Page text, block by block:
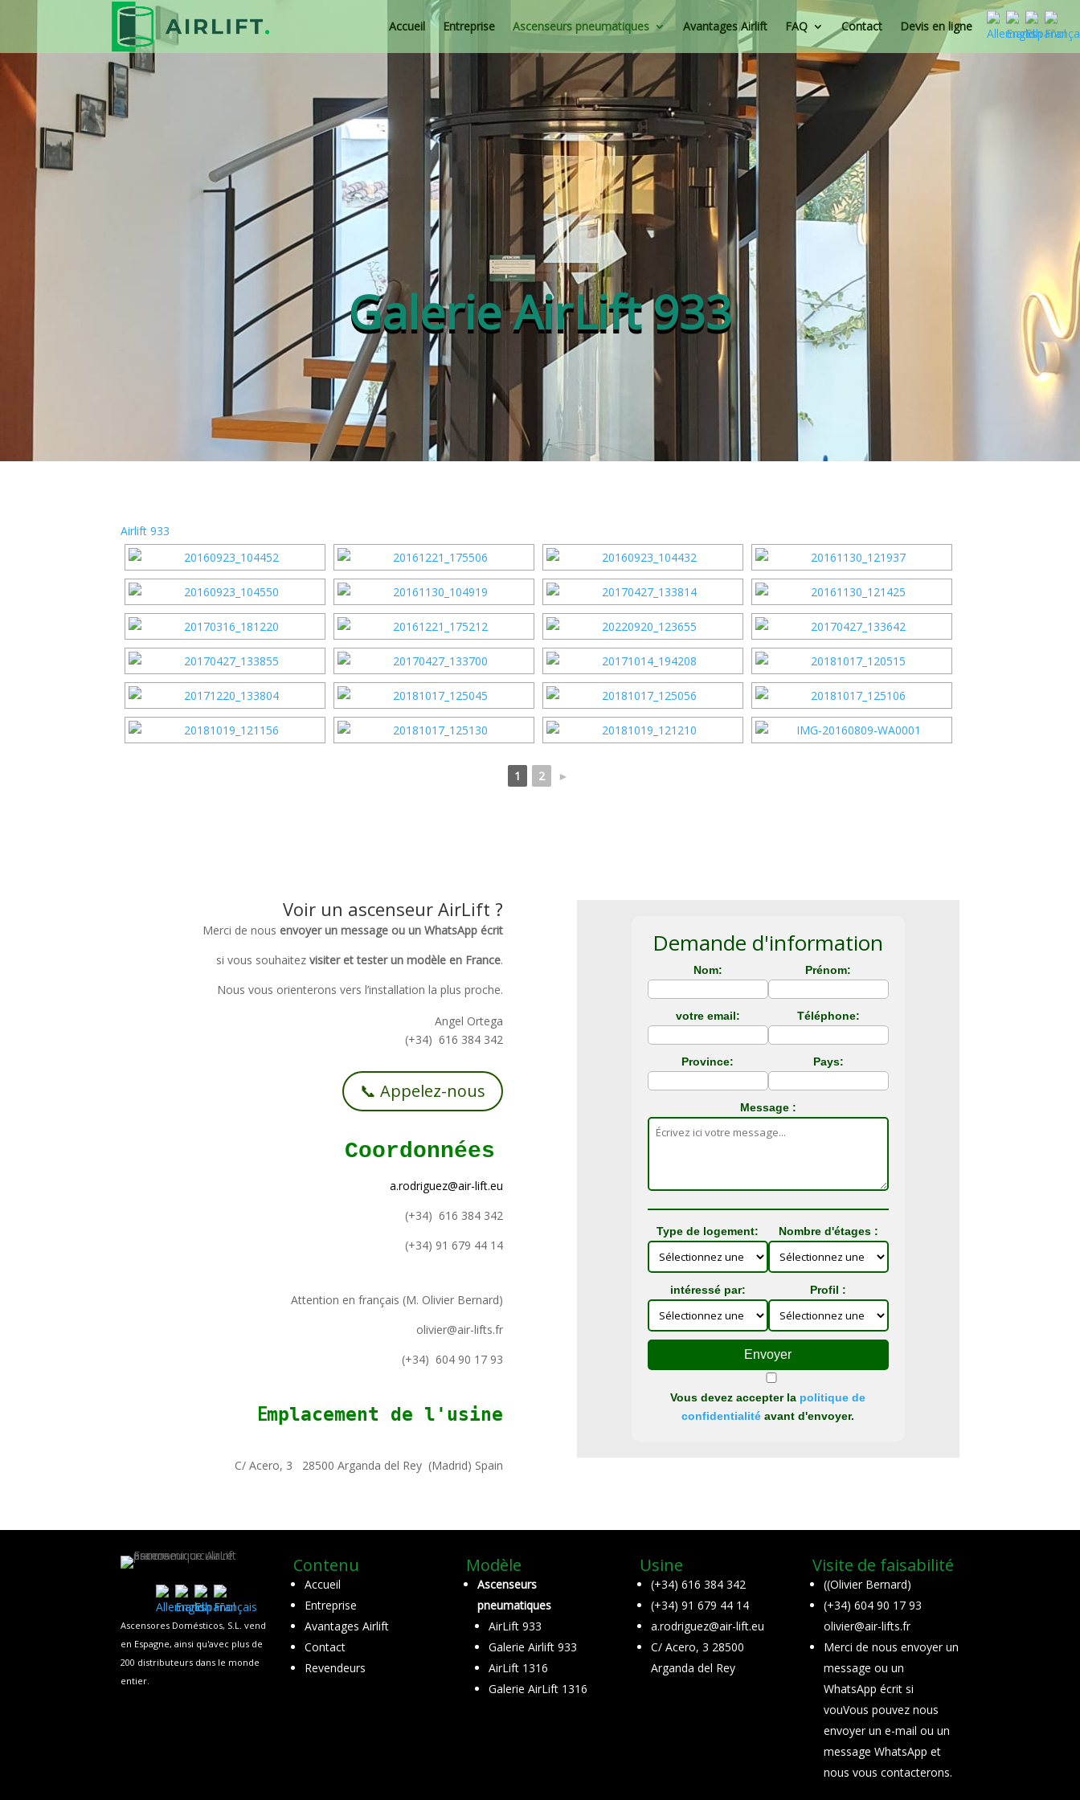
Accueil Entreprise Ascenseurs pneumatiques Avantages Airlift FAQ Contact Devis en ligne
Galerie AirLift 933
Airlift 933
1 2 ►
Voir un ascenseur AirLift ?
Merci de nous envoyer un message ou un WhatsApp écrit
si vous souhaitezvisiter et tester un modèle en France.
Nous vous orienterons vers l’installation la plus proche.
Angel Ortega
(+34) 616 384 342
📞 Appelez-nous
a.rodriguez@air-lift.eu
(+34) 616 384 342
(+34) 91 679 44 14
Attention en français (M. Olivier Bernard)
olivier@air-lifts.fr
(+34) 604 90 17 93
Emplacement de l'usine
C/ Acero, 3 28500 Arganda del Rey (Madrid) Spain
Demande d'information
Nom: Prénom:
votre email: Téléphone:
Province: Pays:
Message :
Type de logement: Nombre d'étages :
intéressé par: Profil :
Envoyer
Vous devez accepter la politique de
confidentialité avant d'envoyer.
Ascensores Domésticos, S.L. vend
en Espagne, ainsi qu'avec plus de
200 distributeurs dans le monde
entier.
Contenu
Accueil
Entreprise
Avantages Airlift
Contact
Revendeurs
Modèle
Ascenseurs
pneumatiques
AirLift 933
Galerie Airlift 933
AirLift 1316
Galerie AirLift 1316
Usine
(+34) 616 384 342
(+34) 91 679 44 14
a.rodriguez@air-lift.eu
C/ Acero, 3 28500
Arganda del Rey
Visite de faisabilité
((Olivier Bernard)
(+34) 604 90 17 93
olivier@air-lifts.fr
Merci de nous envoyer un
message ou un
WhatsApp écrit si
vouVous pouvez nous
envoyer un e-mail ou un
message WhatsApp et
nous vous contacterons.